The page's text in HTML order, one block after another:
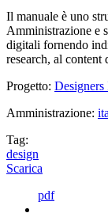
Il manuale è uno
Amministrazione e
digitali fornendo
research, al content
Progetto: Designers
Amministrazione:
Tag:
design
Scarica
pdf